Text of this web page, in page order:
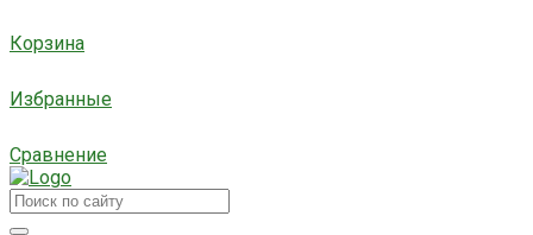
Корзина
Избранные
Сравнение